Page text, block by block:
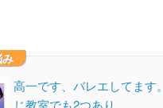
高一です、バレエしてます
じ教室でも2つあり、…